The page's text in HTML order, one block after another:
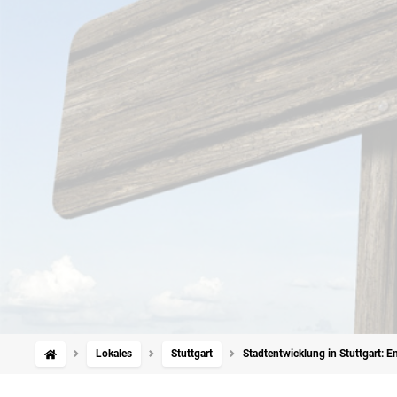
Lokales Stuttgart Stadtentwicklung in Stuttgart: